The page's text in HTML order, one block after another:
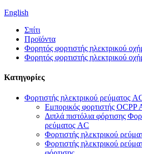
English
Σπίτι
Προϊόντα
Φορητός φορτιστής ηλεκτρικού
Φορητός φορτιστής ηλεκτρικού
Κατηγορίες
Φορτιστής ηλεκτρικού ρεύματος
Εμπορικός φορτιστής OCPP
Διπλά πιστόλια φόρτισης
ρεύματος AC
Φορτιστής ηλεκτρικού
Φορτιστής ηλεκτρικού